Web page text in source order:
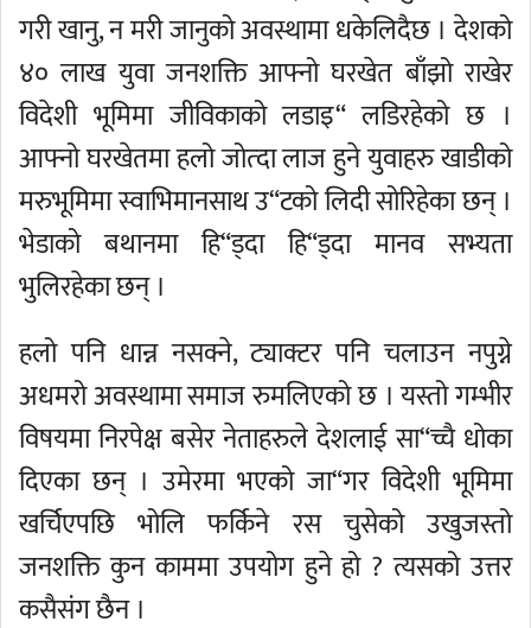
गरी खानु, न मरी जानुको अवस्थामा धकेलिदैछ । देशको
४० लाख युवा जनशक्ति आफ्नो घरखेत बाँझो राखेर
विदेशी भूमिमा जीविकाको लडाइ“ लडिरहेको छ ।
आफ्नो घरखेतमा हलो जोत्दा लाज हुने युवाहरु खाडीको
मरुभूमिमा स्वाभिमानसाथ उ“टको लिदी सोरिहेका छन् ।
भेडाको बथानमा हि“ड्दा हि“ड्दा मानव सभ्यता
भुलिरहेका छन् ।
हलो पनि धान्न नसक्ने, ट्याक्टर पनि चलाउन नपुग्ने
अधमरो अवस्थामा समाज रुमलिएको छ । यस्तो गम्भीर
विषयमा निरपेक्ष बसेर नेताहरुले देशलाई सा“च्चै धोका
दिएका छन् । उमेरमा भएको जा“गर विदेशी भूमिमा
खर्चिएपछि भोलि फर्किने रस चुसेको उखुजस्तो
जनशक्ति कुन काममा उपयोग हुने हो ? त्यसको उत्तर
कसैसंग छैन ।